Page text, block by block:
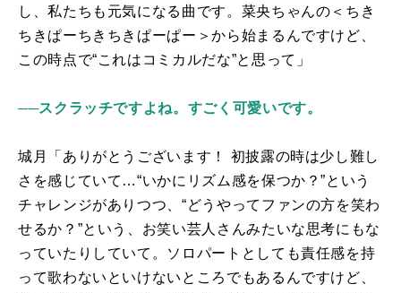
し、私たちも元気になる曲です。菜央ちゃんの＜ちき
ちきぱーちきちきぱーぱー＞から始まるんですけど、
この時点で“これはコミカルだな”と思って」
──スクラッチですよね。すごく可愛いです。
城月「ありがとうございます！ 初披露の時は少し難し
さを感じていて…“いかにリズム感を保つか？”という
チャレンジがありつつ、“どうやってファンの方を笑わ
せるか？”という、お笑い芸人さんみたいな思考にもな
っていたりしていて。ソロパートとしても責任感を持
って歌わないといけないところでもあるんですけど、